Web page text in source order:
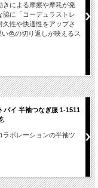
きによる摩擦や摩耗が発
脇に「コーデュラストレ
久性や快適性をアップさ
色の切り返しが映えるス
バイ 半袖つなぎ服 1-1511
ラボレーションの半袖ツ